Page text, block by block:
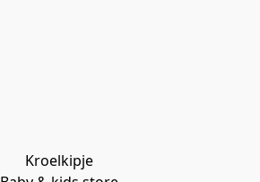
Kroelkipje